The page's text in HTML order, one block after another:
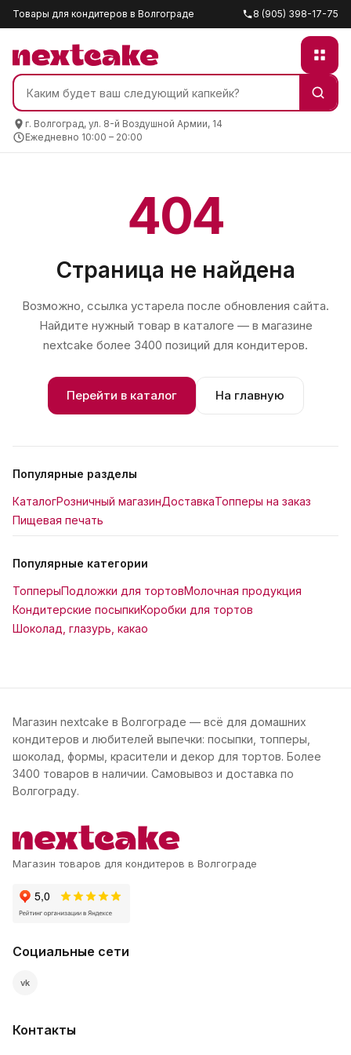
Товары для кондитеров в Волгограде 8 (905) 398-17-75
г. Волгоград, ул. 8-й Воздушной Армии, 14
Ежедневно 10:00 – 20:00
404
Страница не найдена
Возможно, ссылка устарела после обновления сайта.
Найдите нужный товар в каталоге — в магазине
nextcake более 3400 позиций для кондитеров.
Перейти в каталог На главную
Популярные разделы
КаталогРозничный магазинДоставкаТопперы на заказ
Пищевая печать
Популярные категории
ТопперыПодложки для тортовМолочная продукция
Кондитерские посыпкиКоробки для тортов
Шоколад, глазурь, какао
Магазин nextcake в Волгограде — всё для домашних
кондитеров и любителей выпечки: посыпки, топперы,
шоколад, формы, красители и декор для тортов. Более
3400 товаров в наличии. Самовывоз и доставка по
Волгограду.
Магазин товаров для кондитеров в Волгограде
Социальные сети
vk
Контакты